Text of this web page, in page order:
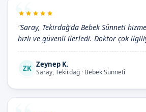
"Saray, Tekirdağ'da Bebek Sünneti
hızlı ve güvenli ilerledi. Doktor çok
ZK Zeynep K.
Saray, Tekirdağ · Bebek Sünneti